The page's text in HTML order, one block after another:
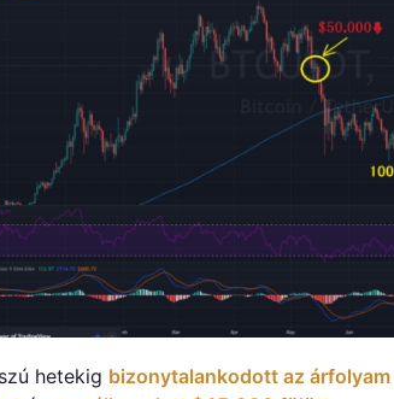
hetekig bizonytalankodott az